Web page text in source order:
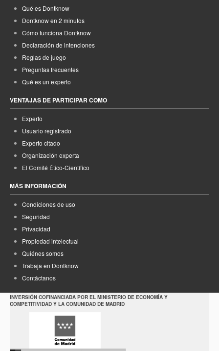
Qué es Dontknow
Dontknow en 2 minutos
Cómo funciona Dontknow
Declaración de intenciones
Reglas de juego
Preguntas frecuentes
Qué es un experto
VENTAJAS DE PARTICIPAR COMO
Experto
Usuario registrado
Experto citado
Organización experta
El Comité Ético-Científico
MÁS INFORMACIÓN
Condiciones de uso
Seguridad
Privacidad
Propiedad intelectual
Quiénes somos
Trabaja en Dontknow
Contáctanos
INVERSIÓN COFINANCIADA POR EL MINISTERIO DE ECONOMÍA Y
COMPETITIVIDAD Y LA COMUNIDAD DE MADRID